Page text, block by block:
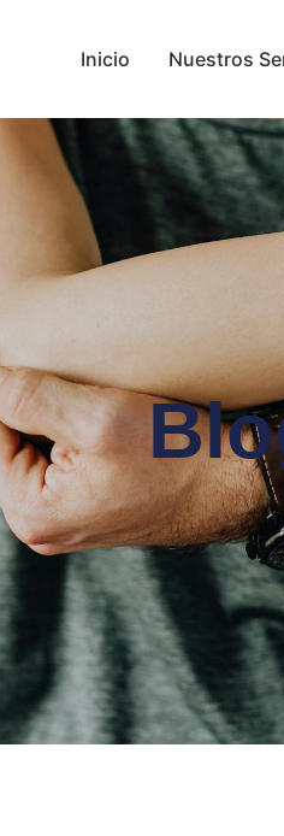
Inicio Nuestros